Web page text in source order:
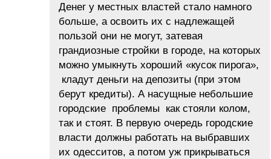
Денег у местных властей стало намного
больше, а освоить их с надлежащей
пользой они не могут, затевая
грандиозные стройки в городе, на которых
можно умыкнуть хороший «кусок пирога»,
кладут деньги на депозиты (при этом
берут кредиты). А насущные небольшие
городские проблемы как стояли колом,
так и стоят. В первую очередь городские
власти должны работать на выбравших
их одесситов, а потом уж прикрываться